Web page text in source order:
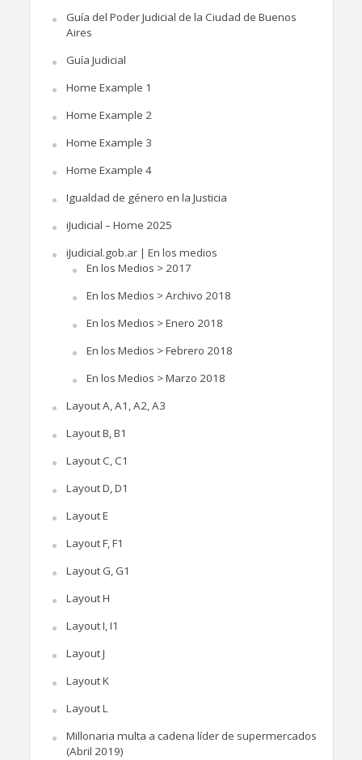
Guía del Poder Judicial de la Ciudad de Buenos
Aires
Guía Judicial
Home Example 1
Home Example 2
Home Example 3
Home Example 4
Igualdad de género en la Justicia
iJudicial – Home 2025
iJudicial.gob.ar | En los medios
En los Medios > 2017
En los Medios > Archivo 2018
En los Medios > Enero 2018
En los Medios > Febrero 2018
En los Medios > Marzo 2018
Layout A, A1, A2, A3
Layout B, B1
Layout C, C1
Layout D, D1
Layout E
Layout F, F1
Layout G, G1
Layout H
Layout I, I1
Layout J
Layout K
Layout L
Millonaria multa a cadena líder de supermercados
(Abril 2019)